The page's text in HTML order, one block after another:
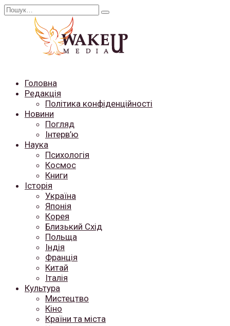
Перейти
Search
Головна
Редакція
Політика конфіденційності
Новини
Погляд
Інтерв’ю
Наука
Психологія
Космос
Книги
Історія
Україна
Японія
Корея
Близький Схід
Польща
Індія
Франція
Китай
Італія
Культура
Мистецтво
Кіно
Країни та міста